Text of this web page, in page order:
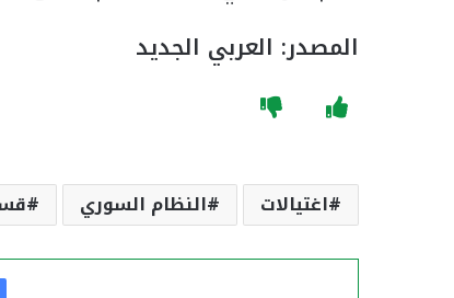
المصدر: العربي الجديد
اغتيالات النظام السوري